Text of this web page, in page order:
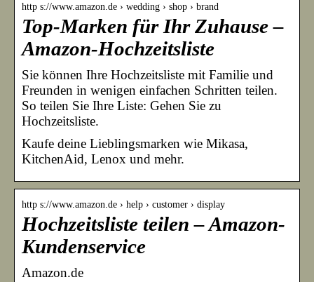
http s://www.amazon.de › wedding › shop › brand
Top-Marken für Ihr Zuhause –
Amazon-Hochzeitsliste
Sie können Ihre Hochzeitsliste mit Familie und
Freunden in wenigen einfachen Schritten teilen.
So teilen Sie Ihre Liste: Gehen Sie zu
Hochzeitsliste.
Kaufe deine Lieblingsmarken wie Mikasa,
KitchenAid, Lenox und mehr.
http s://www.amazon.de › help › customer › display
Hochzeitsliste teilen – Amazon-
Kundenservice
Amazon.de